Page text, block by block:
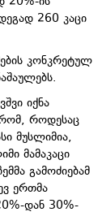
260 კაცი
კონკრეტულ
იქნა
რომ, როდესაც
მუსლიმია,
მამაკაცი
გამოძიებამ
ერთმა
დან 30%-